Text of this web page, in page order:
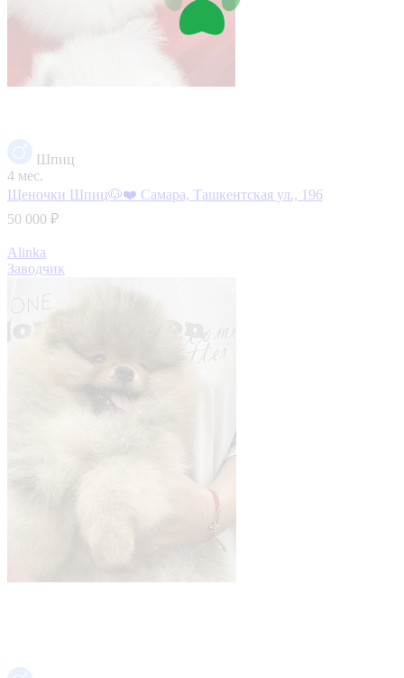
Шпиц
4 мес.
Щеночки Шпиц🐶❤️ Самара, Ташкентская ул., 196
50 000 ₽
Alinka
Заводчик